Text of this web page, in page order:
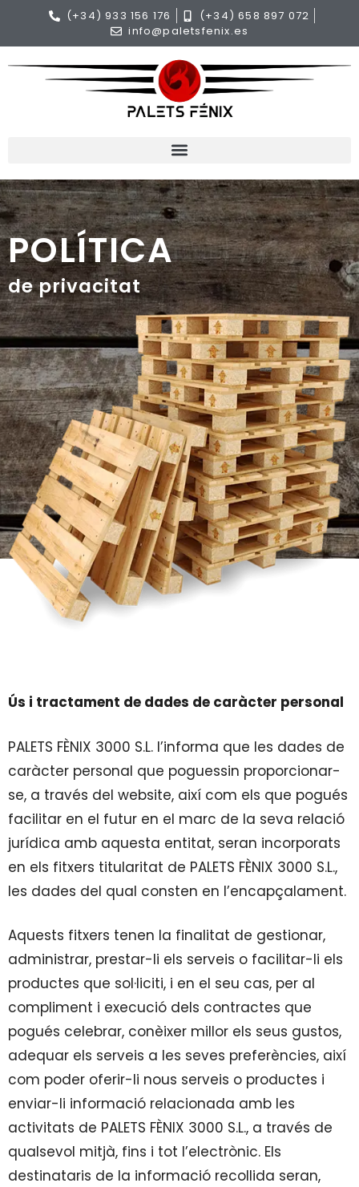
(+34) 933 156 176
(+34) 658 897 072
info@paletsfenix.es
POLÍTICA
de privacitat
Ús i tractament de dades de caràcter personal
PALETS FÈNIX 3000 S.L. l’informa que les dades de
caràcter personal que poguessin proporcionar-
se, a través del website, així com els que pogués
facilitar en el futur en el marc de la seva relació
jurídica amb aquesta entitat, seran incorporats
en els fitxers titularitat de PALETS FÈNIX 3000 S.L.,
les dades del qual consten en l’encapçalament.
Aquests fitxers tenen la finalitat de gestionar,
administrar, prestar-li els serveis o facilitar-li els
productes que sol·liciti, i en el seu cas, per al
compliment i execució dels contractes que
pogués celebrar, conèixer millor els seus gustos,
adequar els serveis a les seves preferències, així
com poder oferir-li nous serveis o productes i
enviar-li informació relacionada amb les
activitats de PALETS FÈNIX 3000 S.L., a través de
qualsevol mitjà, fins i tot l’electrònic. Els
destinataris de la informació recollida seran,